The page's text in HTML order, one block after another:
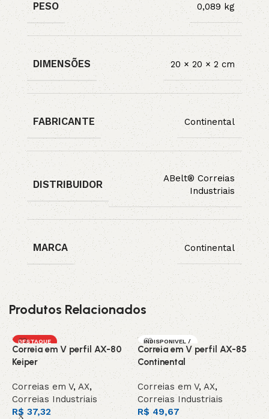
PESO 0,089 kg
DIMENSÕES 20 × 20 × 2 cm
FABRICANTE Continental
DISTRIBUIDOR
ABelt® Correias
Industriais
MARCA Continental
Produtos Relacionados
DESTAQUE
Correia em V perfil AX-80
Keiper
Correias em V,AX,
Correias Industriais
R$37,32
INDISPONIVEL /
SOB ENCOMEN
DA
Correia em V perfil AX-85
Continental
Correias em V,AX,
Correias Industriais
R$49,67